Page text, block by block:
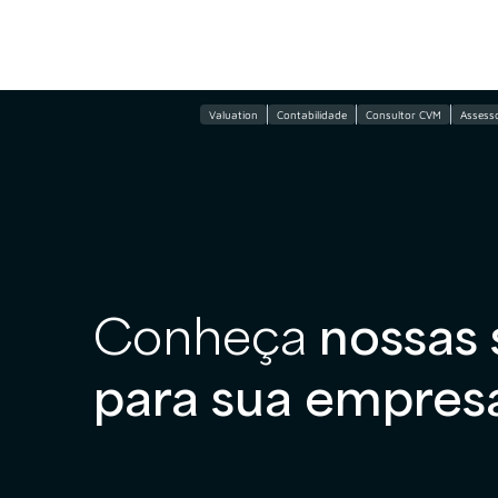
Conheça
para sua
Valuation Contabilidade Consultor CVM